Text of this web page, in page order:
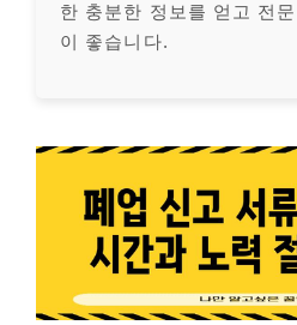
한 충분한 정보를 얻고 전
이 좋습니다.